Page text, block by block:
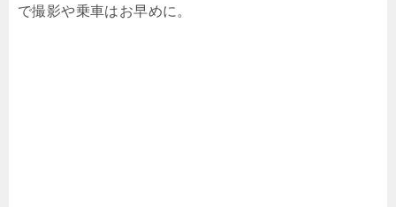
で撮影や乗車はお早めに。